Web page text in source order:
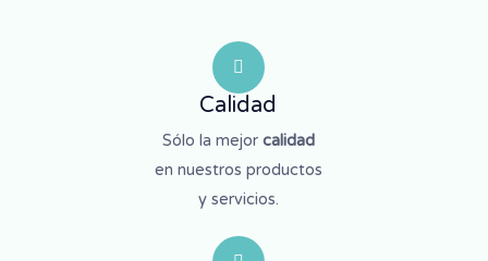
Calidad
Sólo la mejor calidad
en nuestros productos
y servicios.